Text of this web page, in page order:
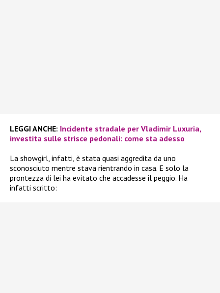
LEGGI ANCHE: Incidente stradale per Vladimir Luxuria,
investita sulle strisce pedonali: come sta adesso
La showgirl, infatti, è stata quasi aggredita da uno
sconosciuto mentre stava rientrando in casa. E solo la
prontezza di lei ha evitato che accadesse il peggio. Ha
infatti scritto: